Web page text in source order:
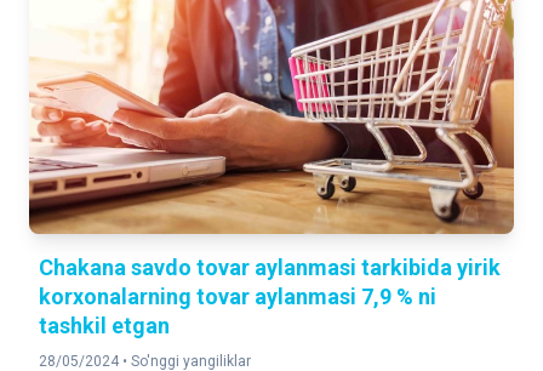
Chakana savdo tovar aylanmasi tarkibida yirik
korxonalarning tovar aylanmasi 7,9 % ni
tashkil etgan
28/05/2024 • So'nggi yangiliklar